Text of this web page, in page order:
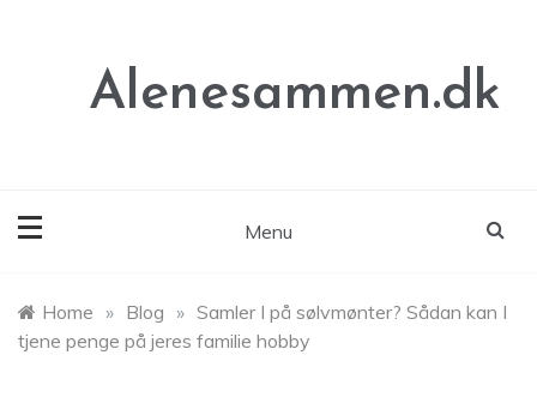
Alenesammen.dk
Menu
Home » Blog » Samler I på sølvmønter? Sådan kan I
tjene penge på jeres familie hobby